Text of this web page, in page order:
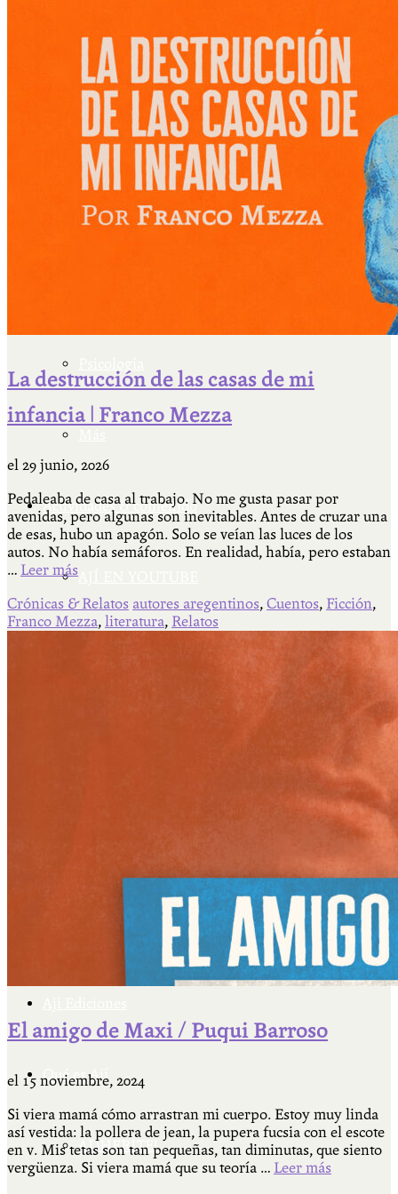
Actualidad y sociedad
Educación
Literatura
Actividades & contenido
Universidad Experimental 2022-2025
Qué es Ají
ADHERITE!
La destrucción de las casas de mi
infancia | Franco Mezza
el 29 junio, 2026
Pedaleaba de casa al trabajo. No me gusta pasar por
avenidas, pero algunas son inevitables. Antes de cruzar una
de esas, hubo un apagón. Solo se veían las luces de los
autos. No había semáforos. En realidad, había, pero estaban
… Leer más
Crónicas & Relatos autores aregentinos, Cuentos, Ficción,
Franco Mezza, literatura, Relatos
El amigo de Maxi / Puqui Barroso
el 15 noviembre, 2024
Si viera mamá cómo arrastran mi cuerpo. Estoy muy linda
así vestida: la pollera de jean, la pupera fucsia con el escote
en v. Mis tetas son tan pequeñas, tan diminutas, que siento
vergüenza. Si viera mamá que su teoría … Leer más